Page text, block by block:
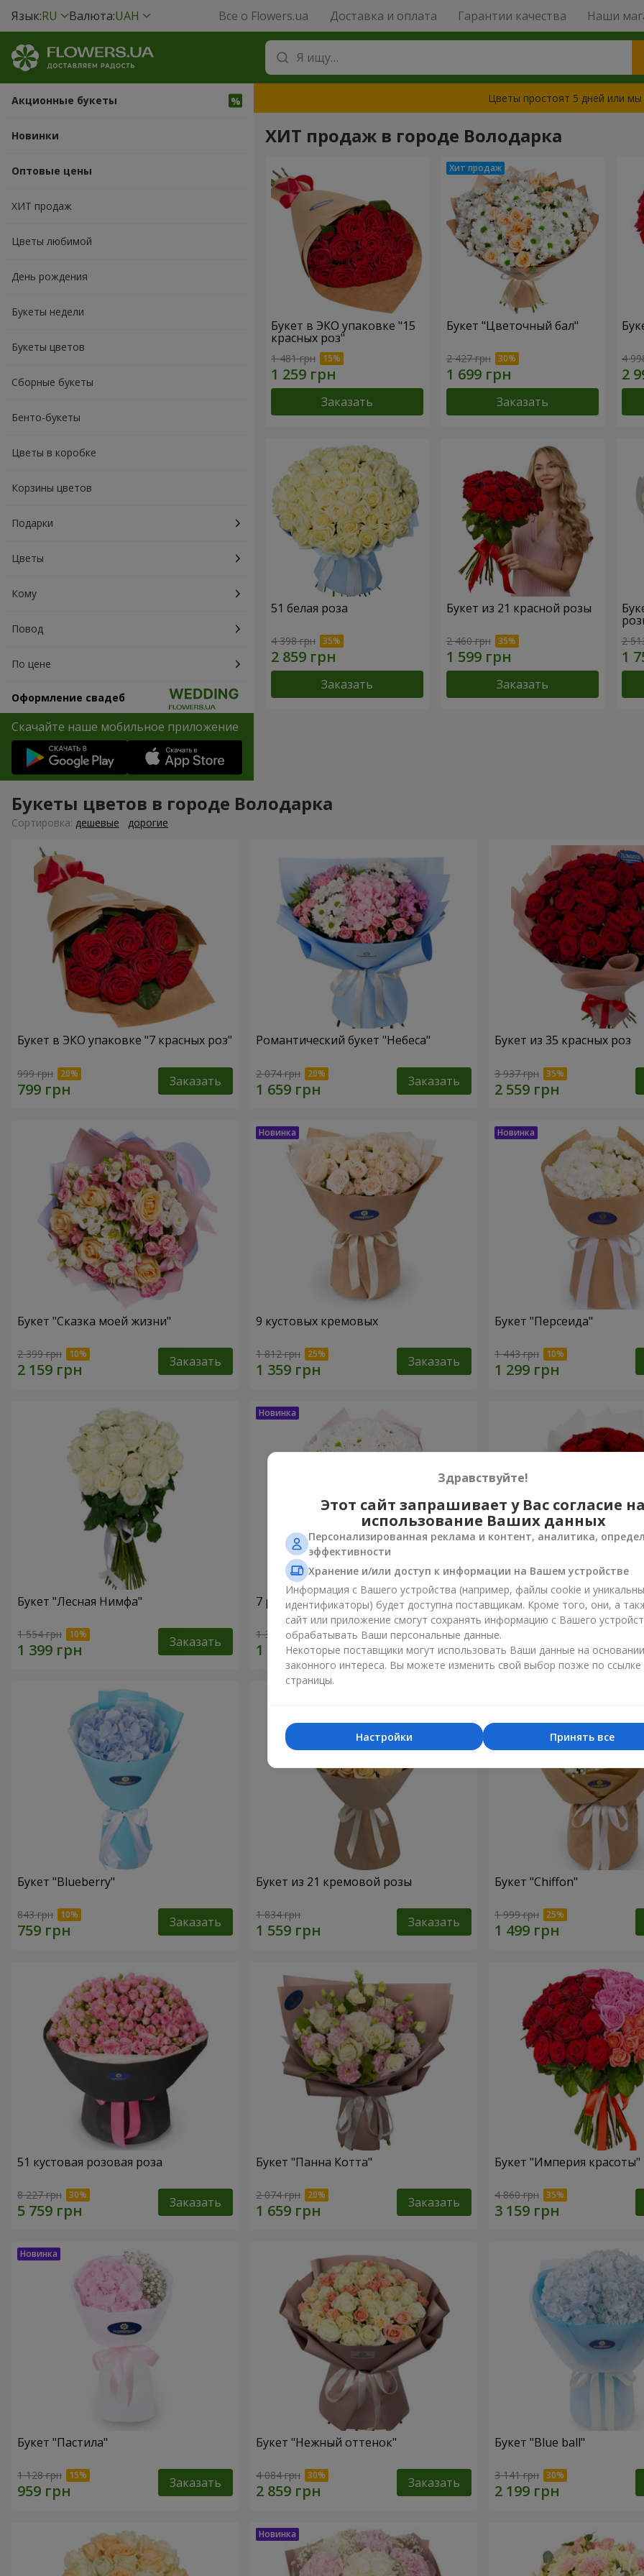
Язык:RU Валюта:UAH Все о Flowers.ua Доставка и оплата Гарантии качества Наши
Акционные букеты
Новинки
Оптовые цены
ХИТ продаж
Цветы любимой
День рождения
Букеты недели
Букеты цветов
Сборные букеты
Бенто-букеты
Цветы в коробке
Корзины цветов
Подарки
Цветы
Кому
Повод
По цене
Оформление свадеб
Скачайте наше мобильное приложение
Цветы простоят 5 дней или мы
ХИТ продаж в городе Володарка
Букет в ЭКО упаковке "15
красных роз"
1 481 грн
Заказать
Букет "Цветочный бал"
2 427 грн
Заказать
4
51 белая роза
4 398 грн
Заказать
Букет из 21 красной розы
2 460 грн
Заказать
2
Букеты цветов в городе Володарка
Cортировка: дешевые дорогие
Букет в ЭКО упаковке "7 красных роз"
999 грн Заказать
Романтический букет "Небеса"
2 074 грн Заказать
Букет из 35 красных роз
3 937 грн
Букет "Сказка моей жизни"
2 399 грн Заказать
9 кустовых кремовых
1 812 грн Заказать
Букет "Персеида"
1 443 грн
Букет "Лесная Нимфа"
1 554 грн Заказать
7 ромашковых хризантем
1 364 грн Заказать
Монобукет из 11 красных
1 374 грн
Букет "Blueberry"
843 грн Заказать
Букет из 21 кремовой розы
1 834 грн Заказать
Букет "Chiffon"
1 999 грн
51 кустовая розовая роза
8 227 грн Заказать
Букет "Панна Котта"
2 074 грн Заказать
Букет "Империя красоты"
4 860 грн
Букет "Пастила"
1 128 грн Заказать
Букет "Нежный оттенок"
4 084 грн Заказать
Букет "Blue ball"
3 141 грн
Здравствуйте!
Этот сайт запрашивает у Вас согласие на
использование Ваших данных
Персонализированная реклама и контент, аналитика,
эффективности
Хранение и/или доступ к информации на Вашем устройстве
Информация с Вашего устройства (например, файлы cookie и
идентификаторы) будет доступна поставщикам. Кроме того, они, а
сайт или приложение смогут сохранять информацию с Вашего
обрабатывать Ваши персональные данные.
Некоторые поставщики могут использовать Ваши данные на основании
законного интереса. Вы можете изменить свой выбор позже по ссылке
страницы.
Принять все
Настройки